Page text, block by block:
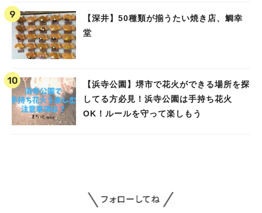
【深井】50種類が揃うたい焼き店、鯛幸
堂
【浜寺公園】堺市で花火ができる場所を探
してる方必見！浜寺公園は手持ち花火
OK！ルールを守って楽しもう